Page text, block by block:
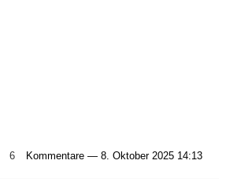
6 Kommentare — 8. Oktober 2025 14:13